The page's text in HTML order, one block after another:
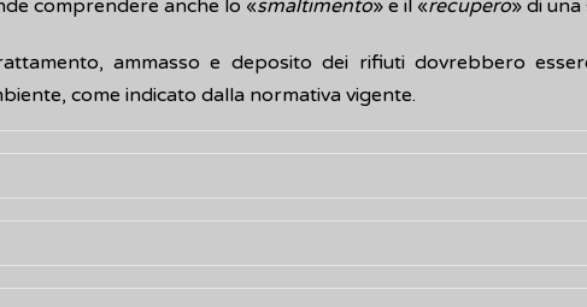
comprendere anche lo «smaltimento» e il «recupero» di
ammasso e deposito dei rifiuti dovrebbero
come indicato dalla normativa vigente.
184, Decreto legislativo 152/06), i rifiuti sono classificati per